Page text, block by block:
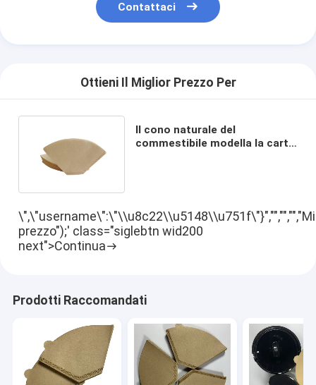
Contattaci
Ottieni Il Miglior Prezzo Per
Il cono naturale del
commestibile modella la carta
prezzo");' class="siglebtn wid200
next">Continua
Prodotti Raccomandati